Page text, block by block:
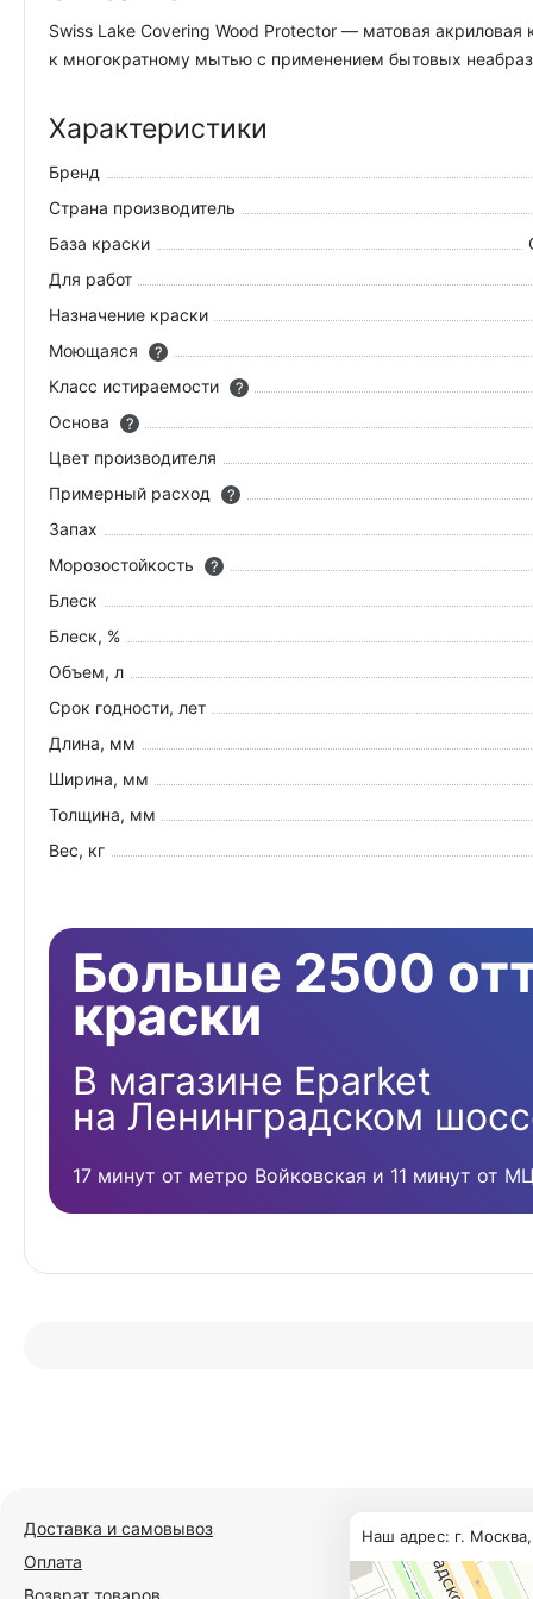
Swiss Lake Covering Wood Protector — матовая
к многократному мытью с применением бытовых
Характеристики
Бренд
Страна производитель
База краски
Для работ
Назначение краски
Моющаяся
?
Класс истираемости
?
Основа
?
Цвет производителя
Примерный расход
?
Запах
Морозостойкость
?
Блеск
Блеск, %
Объем, л
Срок годности, лет
Длина, мм
Ширина, мм
Толщина, мм
Вес, кг
Больше 2500
краски
В магазине Eparket
на Ленинградском
17 минут от метро Войковская и 11 минут от
Доставка и самовывоз
Оплата
Возврат товаров
Наш адрес: г.